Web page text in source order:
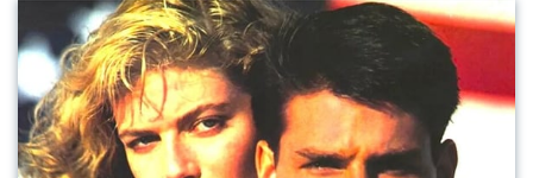
Kliknij, aby powiększyć